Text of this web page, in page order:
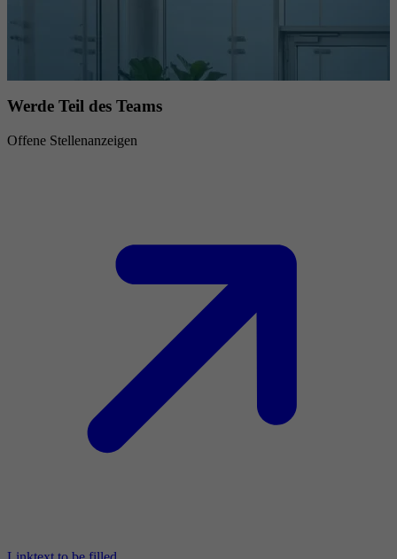
Werde Teil des Teams
Offene Stellenanzeigen